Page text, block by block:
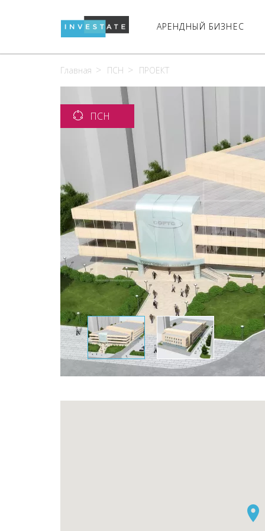
АРЕНДНЫЙ БИЗНЕС
Главная ПСН ПРОЕКТ
ПСН